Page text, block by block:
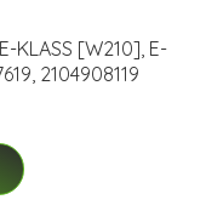
KLASS [W210], E-
2104908119